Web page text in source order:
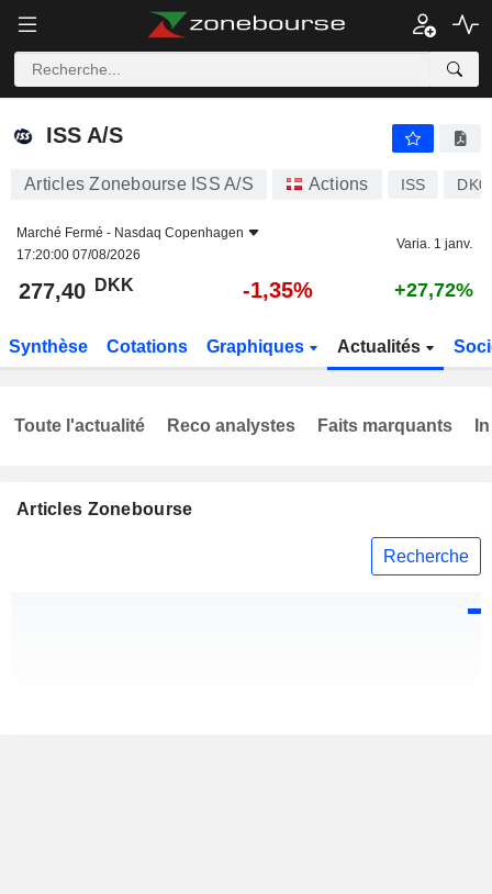
ISS A/S
ISS A/S
Articles Zonebourse ISS A/S Actions ISS
Marché Fermé - Nasdaq Copenhagen
17:20:00 07/08/2026
Varia. 1 janv.
277,40 DKK -1,35% +27,72%
Synthèse Cotations Graphiques Actualités
Articles Zonebourse
Recherche
Toute l'actualité Reco analystes Faits marquants